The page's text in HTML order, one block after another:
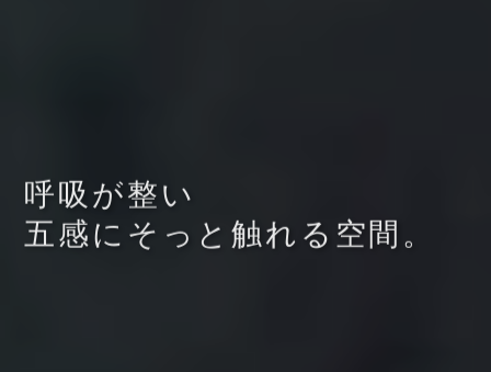
呼吸が整い
五感にそっと触れる空間。